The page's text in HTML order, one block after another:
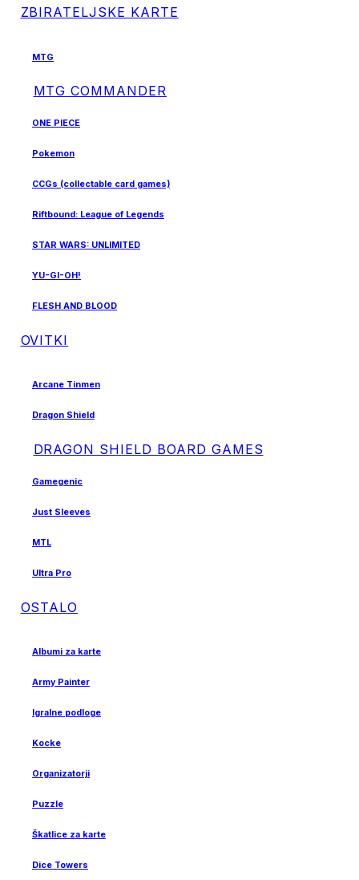
ZBIRATELJSKE KARTE
MTG
MTG COMMANDER
ONE PIECE
Pokemon
CCGs (collectable card games)
Riftbound: League of Legends
STAR WARS: UNLIMITED
YU-GI-OH!
FLESH AND BLOOD
OVITKI
Arcane Tinmen
Dragon Shield
DRAGON SHIELD BOARD GAMES
Gamegenic
Just Sleeves
MTL
Ultra Pro
OSTALO
Albumi za karte
Army Painter
Igralne podloge
Kocke
Organizatorji
Puzzle
Škatlice za karte
Dice Towers